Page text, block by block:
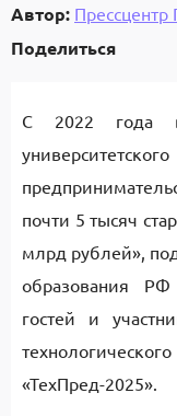
Автор: Прессцентр
Поделиться
С 2022 года
почти 5 тысяч
млрд рублей»,
образования
гостей и
«ТехПред-2025».